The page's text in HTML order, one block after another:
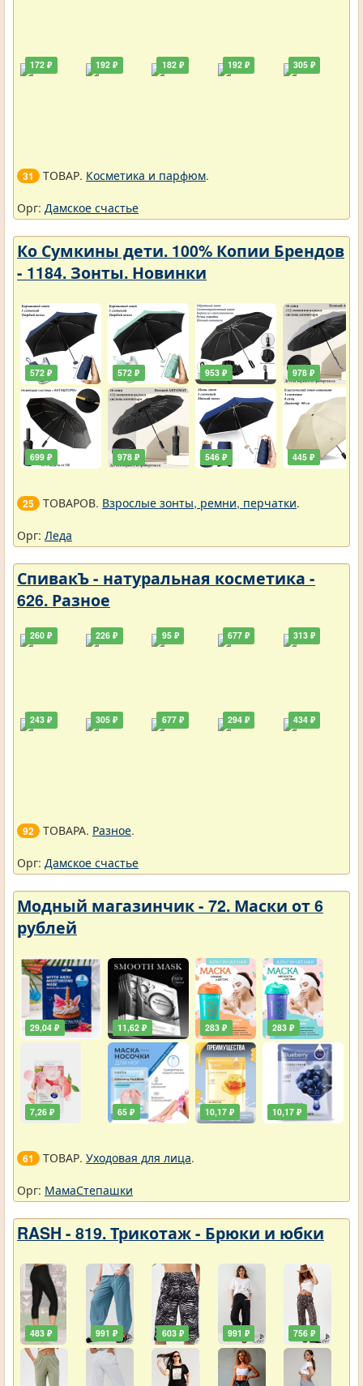
172 ₽ 192 ₽ 182 ₽ 192 ₽ 305 ₽
31 ТОВАР. Косметика и парфюм.
Орг: Дамское счастье
Ко Сумкины дети. 100% Копии Брендов
- 1184. Зонты. Новинки
572 ₽
699 ₽
572 ₽
978 ₽
953 ₽
546 ₽
978 ₽
445 ₽
25 ТОВАРОВ. Взрослые зонты, ремни, перчатки.
Орг: Леда
СпивакЪ - натуральная косметика -
626. Разное
260 ₽
243 ₽
226 ₽
305 ₽
95 ₽
677 ₽
677 ₽
294 ₽
313 ₽
434 ₽
92 ТОВАРА. Разное.
Орг: Дамское счастье
Модный магазинчик - 72. Маски от 6
рублей
29,04 ₽
7,26 ₽
11,62 ₽
65 ₽
283 ₽
10,17 ₽
283 ₽
10,17 ₽
61 ТОВАР. Уходовая для лица.
Орг: МамаСтепашки
RASH - 819. Трикотаж - Брюки и юбки
483 ₽ 991 ₽ 603 ₽ 991 ₽ 756 ₽